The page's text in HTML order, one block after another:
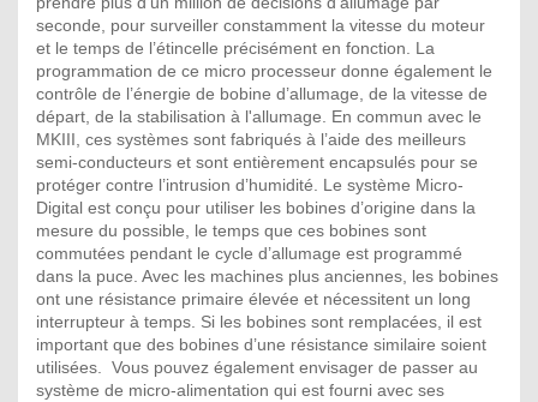
seconde, pour surveiller constamment la vitesse du moteur
et le temps de l’étincelle précisément en fonction. La
programmation de ce micro processeur donne également le
contrôle de l’énergie de bobine d’allumage, de la vitesse de
départ, de la stabilisation à l'allumage. En commun avec le
MKIII, ces systèmes sont fabriqués à l’aide des meilleurs
semi-conducteurs et sont entièrement encapsulés pour se
protéger contre l’intrusion d’humidité. Le système Micro-
Digital est conçu pour utiliser les bobines d’origine dans la
mesure du possible, le temps que ces bobines sont
commutées pendant le cycle d’allumage est programmé
dans la puce. Avec les machines plus anciennes, les bobines
ont une résistance primaire élevée et nécessitent un long
interrupteur à temps. Si les bobines sont remplacées, il est
important que des bobines d’une résistance similaire soient
utilisées. Vous pouvez également envisager de passer au
système de micro-alimentation qui est fourni avec ses